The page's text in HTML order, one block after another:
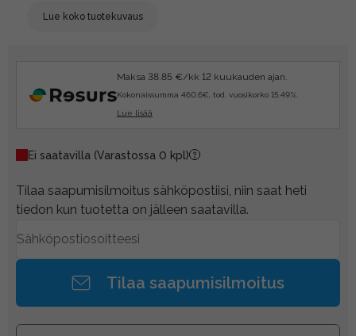
Lue koko tuotekuvaus
Maksa 38.85 €/kk 12 kuukauden ajan.
Kokonaissumma 460.6€, tod. vuosikorko 15.49%.
Lue lisää
Ei saatavilla (Varastossa 0 kpl)
Tilaa saapumisilmoitus sähköpostiisi, niin saat heti
tiedon kun tuotetta on jälleen saatavilla.
Tilaa saapumisilmoitus